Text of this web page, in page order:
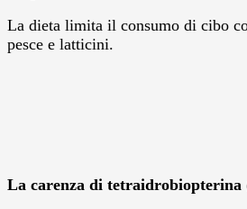
La dieta limita il consumo di cibo
pesce e latticini.
La carenza di tetraidrobiopterina